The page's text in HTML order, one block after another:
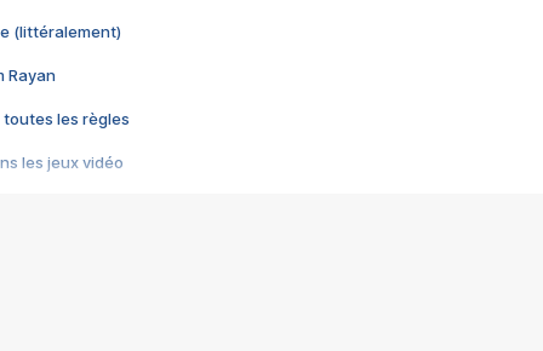
(littéralement)
Rayan
toutes les règles
les jeux vidéo